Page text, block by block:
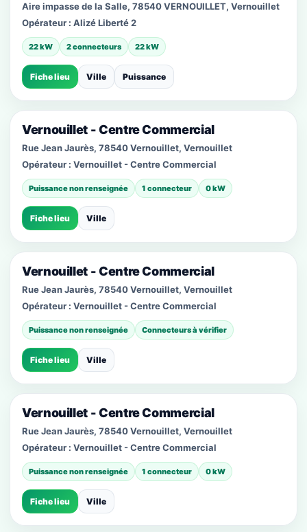
Aire impasse de la Salle, 78540 VERNOUILLET, Vernouillet
Opérateur : Alizé Liberté 2
22 kW 2 connecteurs 22 kW
Fiche lieu Ville Puissance
Vernouillet - Centre Commercial
Rue Jean Jaurès, 78540 Vernouillet, Vernouillet
Opérateur : Vernouillet - Centre Commercial
Puissance non renseignée 1 connecteur 0 kW
Fiche lieu Ville
Vernouillet - Centre Commercial
Rue Jean Jaurès, 78540 Vernouillet, Vernouillet
Opérateur : Vernouillet - Centre Commercial
Puissance non renseignée Connecteurs à vérifier
Fiche lieu Ville
Vernouillet - Centre Commercial
Rue Jean Jaurès, 78540 Vernouillet, Vernouillet
Opérateur : Vernouillet - Centre Commercial
Puissance non renseignée 1 connecteur 0 kW
Fiche lieu Ville